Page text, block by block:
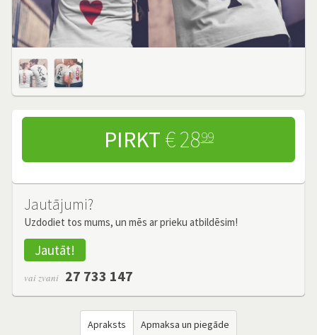
PIRKT € 2899
Jautājumi?
Uzdodiet tos mums, un mēs ar prieku atbildēsim!
Jautāt!
vai zvani 27 733 147
Apraksts Apmaksa un piegāde